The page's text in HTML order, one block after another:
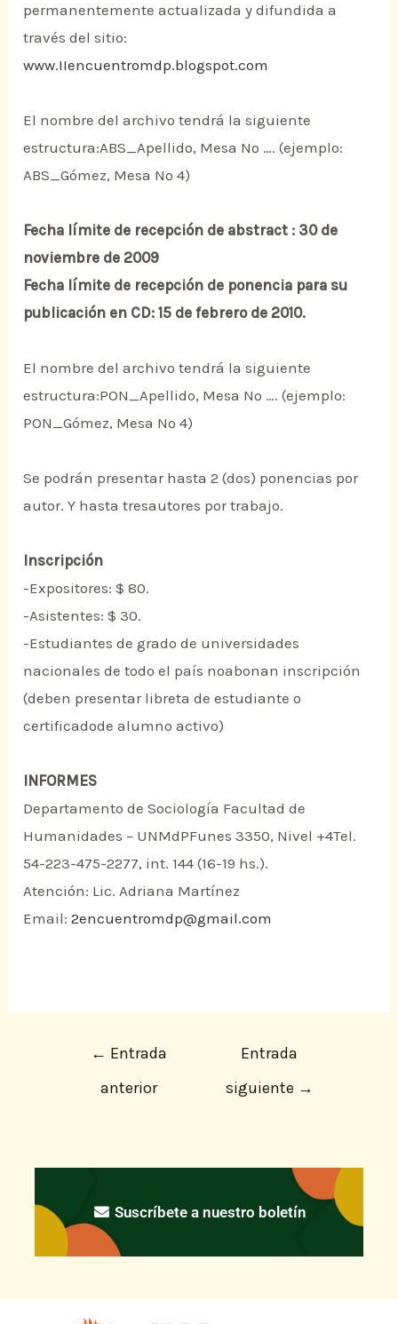
permanentemente actualizada y difundida a
través del sitio:
www.IIencuentromdp.blogspot.com
El nombre del archivo tendrá la siguiente
estructura:ABS_Apellido, Mesa Nº …. (ejemplo:
ABS_Gómez, Mesa Nº 4)
Fecha límite de recepción de abstract : 30 de
noviembre de 2009
Fecha límite de recepción de ponencia para su
publicación en CD: 15 de febrero de 2010.
El nombre del archivo tendrá la siguiente
estructura:PON_Apellido, Mesa Nº …. (ejemplo:
PON_Gómez, Mesa Nº 4)
Se podrán presentar hasta 2 (dos) ponencias por
autor. Y hasta tresautores por trabajo.
Inscripción
-Expositores: $ 80.
-Asistentes: $ 30.
-Estudiantes de grado de universidades
nacionales de todo el país noabonan inscripción
(deben presentar libreta de estudiante o
certificadode alumno activo)
INFORMES
Departamento de Sociología Facultad de
Humanidades – UNMdPFunes 3350, Nivel +4Tel.
54-223-475-2277, int. 144 (16-19 hs.).
Atención: Lic. Adriana Martínez
Email:2encuentromdp@gmail.com
← Entrada
anterior
Entrada
siguiente →
Suscríbete a nuestro boletín